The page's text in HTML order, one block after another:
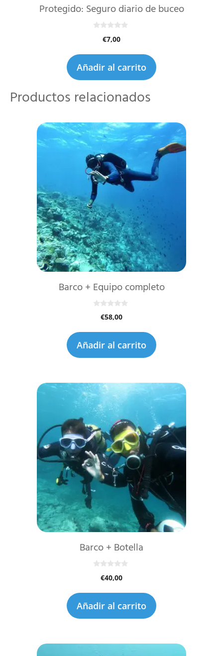
Protegido: Seguro diario de buceo
5
€7,00
Añadir al carrito
Productos relacionados
Barco + Equipo completo
5
€58,00
Añadir al carrito
Barco + Botella
5
€40,00
Añadir al carrito